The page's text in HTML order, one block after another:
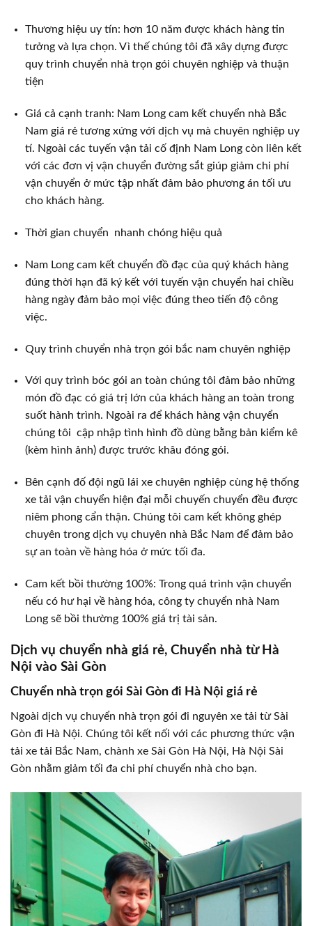
Thương hiệu uy tín: hơn 10 năm được khách hàng tin
tưởng và lựa chọn. Vì thế chúng tôi đã xây dựng được
quy trình chuyển nhà trọn gói chuyên nghiệp và thuận
tiện
Giá cả cạnh tranh: Nam Long cam kết chuyển nhà Bắc
Nam giá rẻ tương xứng với dịch vụ mà chuyên nghiệp uy
tí. Ngoài các tuyến vận tải cố định Nam Long còn liên kết
với các đơn vị vận chuyển đường sắt giúp giảm chi phí
vận chuyển ở mức tập nhất đảm bảo phương án tối ưu
cho khách hàng.
Thời gian chuyển nhanh chóng hiệu quả
Nam Long cam kết chuyển đồ đạc của quý khách hàng
đúng thời hạn đã ký kết với tuyến vận chuyển hai chiều
hàng ngày đảm bảo mọi việc đúng theo tiến độ công
việc.
Quy trình chuyển nhà trọn gói bắc nam chuyên nghiệp
Với quy trình bóc gói an toàn chúng tôi đảm bảo những
món đồ đạc có giá trị lớn của khách hàng an toàn trong
suốt hành trình. Ngoài ra để khách hàng vận chuyển
chúng tôi cập nhập tình hình đồ dùng bằng bản kiểm kê
(kèm hình ảnh) được trước khâu đóng gói.
Bên cạnh đố đội ngũ lái xe chuyên nghiệp cùng hệ thống
xe tải vận chuyển hiện đại mỗi chuyến chuyển đều được
niêm phong cẩn thận. Chúng tôi cam kết không ghép
chuyên trong dịch vụ chuyên nhà Bắc Nam để đảm bảo
sự an toàn về hàng hóa ở mức tối đa.
Cam kết bồi thường 100%: Trong quá trình vận chuyển
nếu có hư hại về hàng hóa, công ty chuyển nhà Nam
Long sẽ bồi thường 100% giá trị tài sản.
Dịch vụ chuyển nhà giá rẻ, Chuyển nhà từ Hà
Nội vào Sài Gòn
Chuyển nhà trọn gói Sài Gòn đi Hà Nội giá rẻ
Ngoài dịch vụ chuyển nhà trọn gói đi nguyên xe tải từ Sài
Gòn đi Hà Nội. Chúng tôi kết nối với các phương thức vận
tải xe tải Bắc Nam, chành xe Sài Gòn Hà Nội, Hà Nội Sài
Gòn nhằm giảm tối đa chi phí chuyển nhà cho bạn.